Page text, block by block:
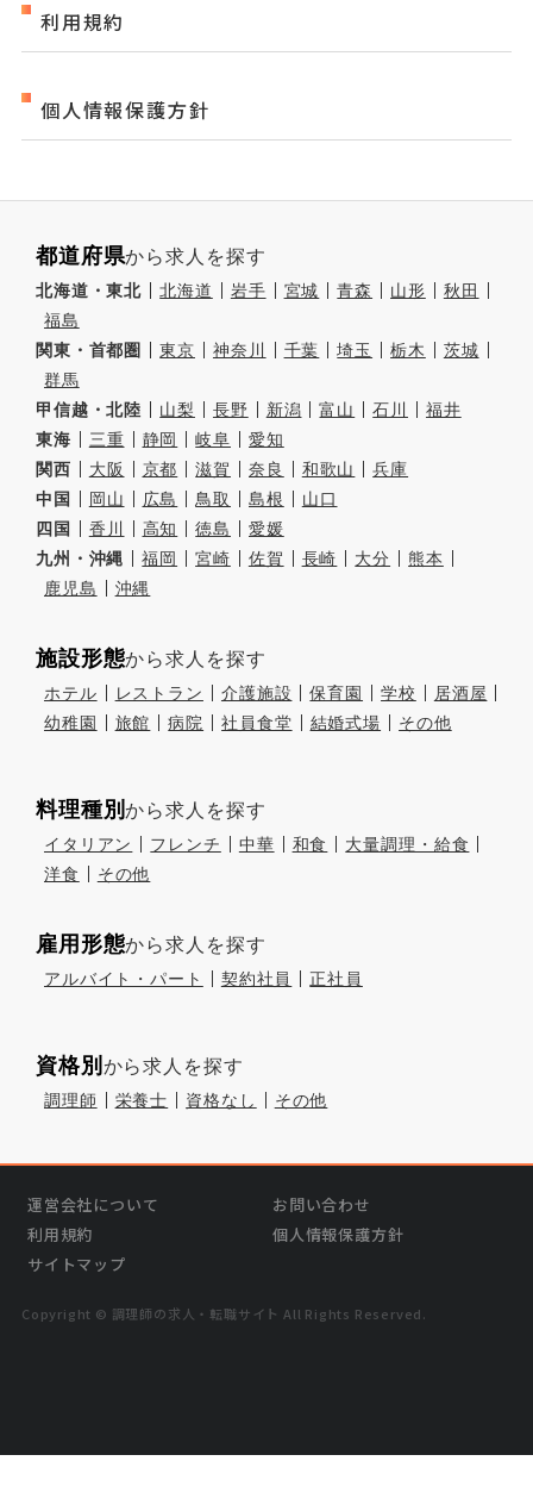
利用規約
個人情報保護方針
都道府県から求人を探す
北海道・東北 北海道 岩手 宮城 青森 山形
秋田
福島
関東・首都圏
東京 神奈川 千葉 埼玉 栃木
茨城
群馬
甲信越・北陸
山梨 長野 新潟 富山 石川
福井
東海
三重 静岡 岐阜
愛知
関西
大阪 京都 滋賀 奈良 和歌山
兵庫
中国
岡山 広島 鳥取 島根
山口
四国
香川 高知 徳島
愛媛
九州・沖縄
福岡 宮崎 佐賀 長崎 大分
熊本
鹿児島
沖縄
施設形態から求人を探す
ホテル レストラン 介護施設 保育園 学校
居酒屋
幼稚園
旅館 病院 社員食堂 結婚式場 その他
料理種別から求人を探す
イタリアン フレンチ 中華 和食
大量調理・給食
洋食
その他
雇用形態から求人を探す
アルバイト・パート 契約社員 正社員
資格別 から求人を探す
調理師 栄養士 資格なし その他
運営会社について
お問い合わせ
利用規約
個人情報保護方針
サイトマップ
Copyright © 調理師の求⼈・転職サイト All Rights Reserved.